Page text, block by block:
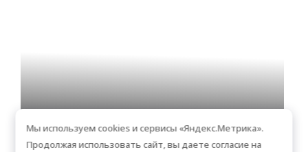
Мы используем cookies и сервисы «Яндекс.Метрика».
Продолжая использовать сайт, вы даете согласие на